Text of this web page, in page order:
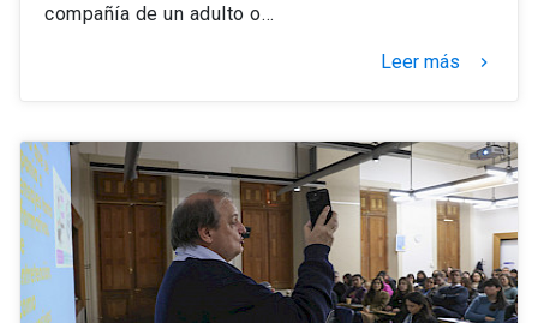
compañía de un adulto o…
Leer más keyboard_arrow_right